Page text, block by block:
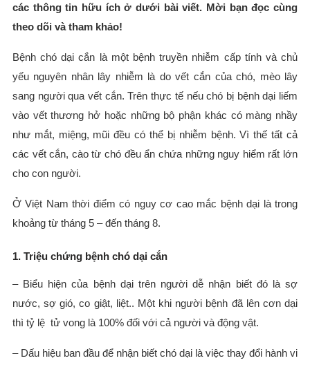
các thông tin hữu ích ở dưới bài viết. Mời bạn đọc cùng
theo dõi và tham khảo!
Bệnh chó dại cắn là một bệnh truyền nhiễm cấp tính và chủ
yếu nguyên nhân lây nhiễm là do vết cắn của chó, mèo lây
sang người qua vết cắn. Trên thực tế nếu chó bị bệnh dại liếm
vào vết thương hở hoặc những bộ phận khác có màng nhầy
như mắt, miệng, mũi đều có thể bị nhiễm bệnh. Vì thế tất cả
các vết cắn, cào từ chó đều ẩn chứa những nguy hiểm rất lớn
cho con người.
Ở Việt Nam thời điểm có nguy cơ cao mắc bệnh dại là trong
khoảng từ tháng 5 – đến tháng 8.
1. Triệu chứng bệnh chó dại cắn
– Biểu hiện của bệnh dại trên người dễ nhận biết đó là sợ
nước, sợ gió, co giật, liệt.. Một khi người bệnh đã lên cơn dại
thì tỷ lệ tử vong là 100% đối với cả người và động vật.
– Dấu hiệu ban đầu để nhận biết chó dại là việc thay đổi hành vi